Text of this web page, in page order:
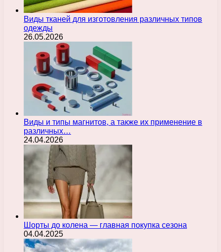
Виды тканей для изготовления различных типов
одежды
26.05.2026
Виды и типы магнитов, а также их применение в
различных…
24.04.2026
Шорты до колена — главная покупка сезона
04.04.2025